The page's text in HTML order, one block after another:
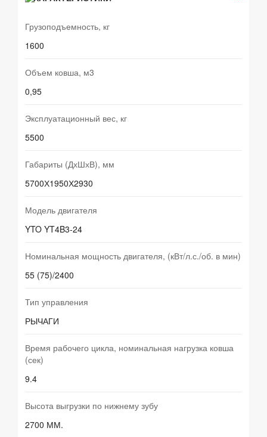
Грузоподъемность, кг
1600
Объем ковша, м3
0,95
Эксплуатационный вес, кг
5500
Габариты (ДхШхВ), мм
5700Х1950Х2930
Модель двигателя
YTO YT4B3-24
Номинальная мощность двигателя, (кВт/л.с./об. в мин)
55 (75)/2400
Тип управления
РЫЧАГИ
Время рабочего цикла, номинальная нагрузка ковша
(сек)
9.4
Высота выгрузки по нижнему зубу
2700 ММ.